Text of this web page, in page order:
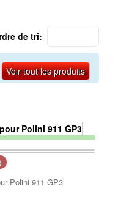
de tri:
Voir tout les produits
Polini 911 GP3